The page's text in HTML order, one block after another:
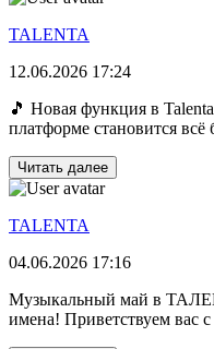
TALENTA
12.06.2026 17:24
🎵 Новая функция в
платформе становится всё
Читать далее
TALENTA
04.06.2026 17:16
Музыкальный май в
имена! Приветствуем вас